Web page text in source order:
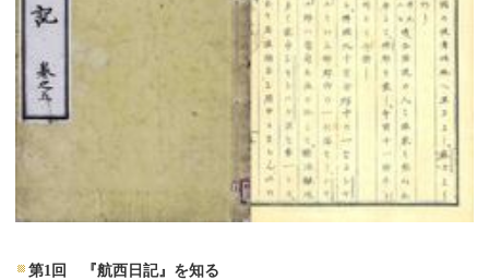
第1回 『航西日記』を知る